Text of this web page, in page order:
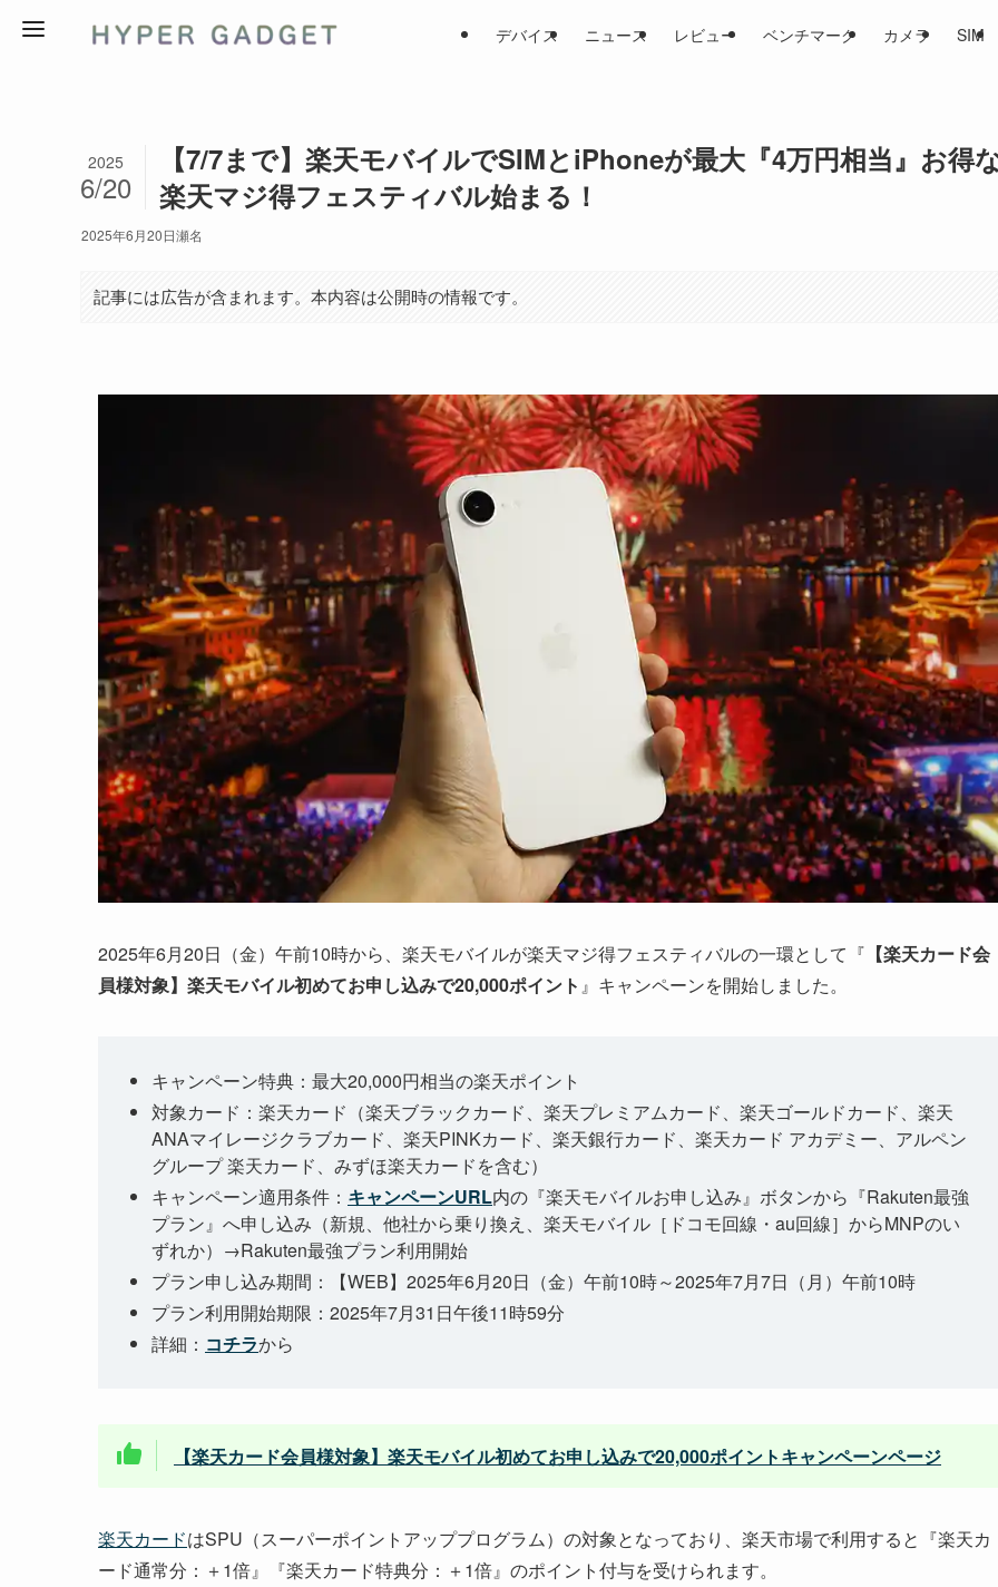
デバイス ニュース レビュー ベンチマーク カメラ SIM
【7/7まで】楽天モバイルでSIMとiPhoneが最大『4万円相当』お得
楽天マジ得フェスティバル始まる！
2025
6/20
2025年6月20日瀬名
記事には広告が含まれます。本内容は公開時の情報です。
2025年6月20日（金）午前10時から、楽天モバイルが楽天マジ得フェスティバルの一環として『 【楽天カード会
員様対象】楽天モバイル初めてお申し込みで20,000ポイント 』キャンペーンを開始しました。
キャンペーン特典：最大20,000円相当の楽天ポイント
対象カード：楽天カード（楽天ブラックカード、楽天プレミアムカード、楽天ゴールドカード、楽天
ANAマイレージクラブカード、楽天PINKカード、楽天銀行カード、楽天カード アカデミー、アルペン
グループ 楽天カード、みずほ楽天カードを含む）
キャンペーン適用条件： キャンペーンURL内の『楽天モバイルお申し込み』ボタンから『Rakuten最強
プラン』へ申し込み（新規、他社から乗り換え、楽天モバイル［ドコモ回線・au回線］からMNPのい
ずれか）→Rakuten最強プラン利用開始
プラン申し込み期間：【WEB】2025年6月20日（金）午前10時～2025年7月7日（月）午前10時
プラン利用開始期限：2025年7月31日午後11時59分
詳細： コチラから
【楽天カード会員様対象】楽天モバイル初めてお申し込みで20,000ポイントキャンペーンページ
楽天カードはSPU（スーパーポイントアッププログラム）の対象となっており、楽天市場で利用すると『楽天カ
ード通常分：＋1倍』『楽天カード特典分：＋1倍』のポイント付与を受けられます。